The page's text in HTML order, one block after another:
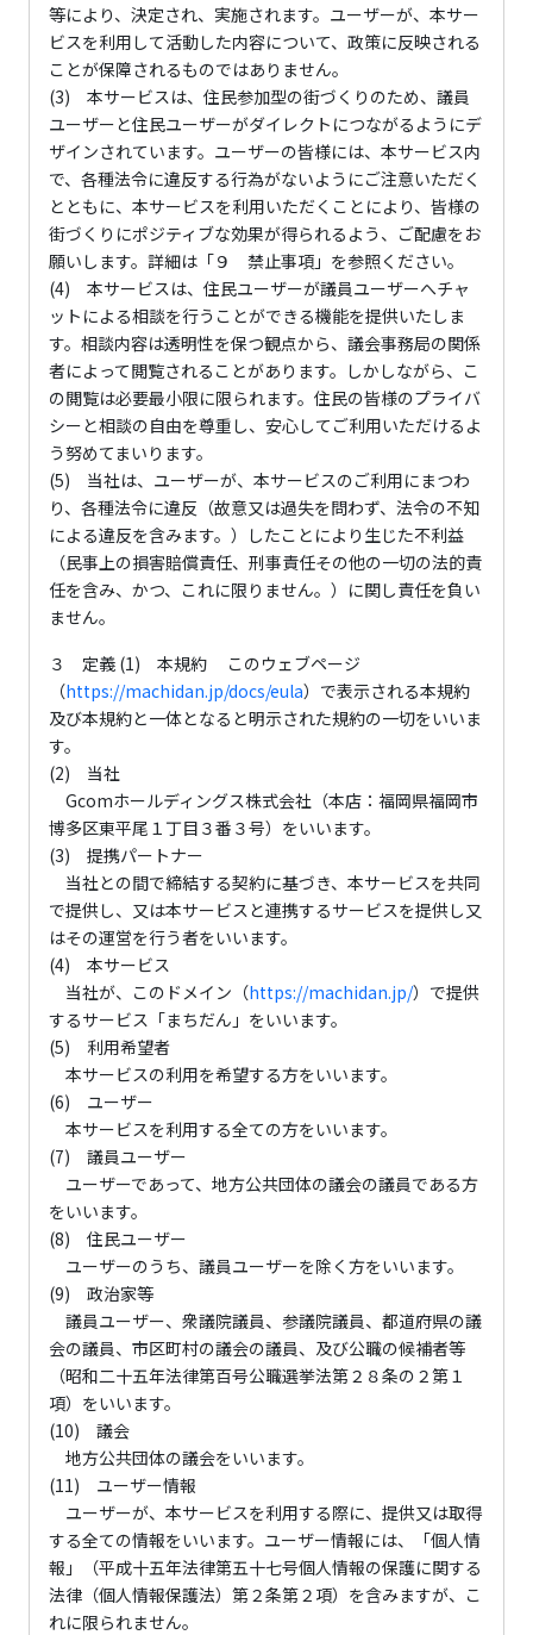
等により、決定され、実施されます。ユーザーが、本サー
ビスを利用して活動した内容について、政策に反映される
ことが保障されるものではありません。
(3) 本サービスは、住民参加型の街づくりのため、議員
ユーザーと住民ユーザーがダイレクトにつながるようにデ
ザインされています。ユーザーの皆様には、本サービス内
で、各種法令に違反する行為がないようにご注意いただく
とともに、本サービスを利用いただくことにより、皆様の
街づくりにポジティブな効果が得られるよう、ご配慮をお
願いします。詳細は「９ 禁止事項」を参照ください。
(4) 本サービスは、住民ユーザーが議員ユーザーへチャ
ットによる相談を行うことができる機能を提供いたしま
す。相談内容は透明性を保つ観点から、議会事務局の関係
者によって閲覧されることがあります。しかしながら、こ
の閲覧は必要最小限に限られます。住民の皆様のプライバ
シーと相談の自由を尊重し、安心してご利用いただけるよ
う努めてまいります。
(5) 当社は、ユーザーが、本サービスのご利用にまつわ
り、各種法令に違反（故意又は過失を問わず、法令の不知
による違反を含みます。）したことにより生じた不利益
（民事上の損害賠償責任、刑事責任その他の一切の法的責
任を含み、かつ、これに限りません。）に関し責任を負い
ません。
３ 定義 (1) 本規約 このウェブページ
（https://machidan.jp/docs/eula）で表示される本規約
及び本規約と一体となると明示された規約の一切をいいま
す。
(2) 当社
Gcomホールディングス株式会社（本店：福岡県福岡市
博多区東平尾１丁目３番３号）をいいます。
(3) 提携パートナー
当社との間で締結する契約に基づき、本サービスを共同
で提供し、又は本サービスと連携するサービスを提供し又
はその運営を行う者をいいます。
(4) 本サービス
当社が、このドメイン（https://machidan.jp/）で提供
するサービス「まちだん」をいいます。
(5) 利用希望者
本サービスの利用を希望する方をいいます。
(6) ユーザー
本サービスを利用する全ての方をいいます。
(7) 議員ユーザー
ユーザーであって、地方公共団体の議会の議員である方
をいいます。
(8) 住民ユーザー
ユーザーのうち、議員ユーザーを除く方をいいます。
(9) 政治家等
議員ユーザー、衆議院議員、参議院議員、都道府県の議
会の議員、市区町村の議会の議員、及び公職の候補者等
（昭和二十五年法律第百号公職選挙法第２８条の２第１
項）をいいます。
(10) 議会
地方公共団体の議会をいいます。
(11) ユーザー情報
ユーザーが、本サービスを利用する際に、提供又は取得
する全ての情報をいいます。ユーザー情報には、「個人情
報」（平成十五年法律第五十七号個人情報の保護に関する
法律（個人情報保護法）第２条第２項）を含みますが、こ
れに限られません。